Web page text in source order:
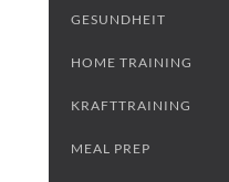
GESUNDHEIT
HOME TRAINING
KRAFTTRAINING
MEAL PREP